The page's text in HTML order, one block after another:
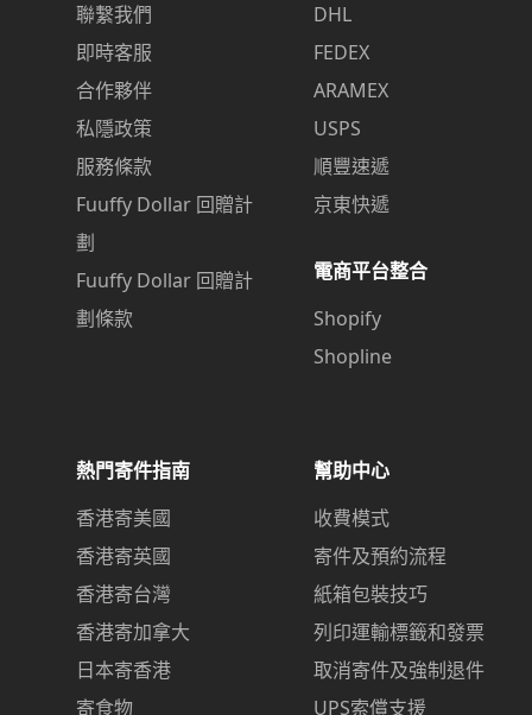
聯繫我們
即時客服
合作夥伴
私隱政策
服務條款
Fuuffy Dollar 回贈計
劃
Fuuffy Dollar 回贈計
劃條款
DHL
FEDEX
ARAMEX
USPS
順豐速遞
京東快遞
電商平台整合
Shopify
Shopline
熱門寄件指南
香港寄美國
香港寄英國
香港寄台灣
香港寄加拿大
日本寄香港
寄食物
幫助中心
收費模式
寄件及預約流程
紙箱包裝技巧
列印運輸標籤和發票
取消寄件及強制退件
UPS索償支援